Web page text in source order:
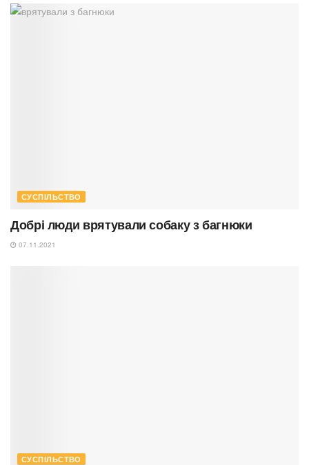
СУСПІЛЬСТВО
Добрі люди врятували собаку з багнюки
07.11.2021
СУСПІЛЬСТВО